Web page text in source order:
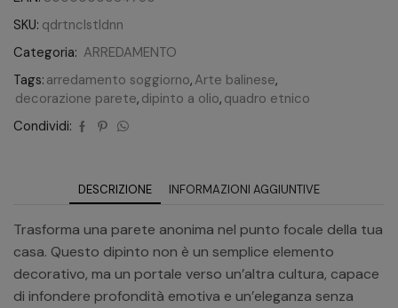
SKU: qdrtnclstldnn
Categoria: ARREDAMENTO
Tags: arredamento soggiorno, Arte balinese,
decorazione parete, dipinto a olio, quadro etnico
Condividi:
DESCRIZIONE INFORMAZIONI AGGIUNTIVE
Trasforma una parete anonima nel punto focale della tua
casa. Questo dipinto non è un semplice elemento
decorativo, ma un portale verso un’altra cultura, capace
di infondere profondità emotiva e un’eleganza senza